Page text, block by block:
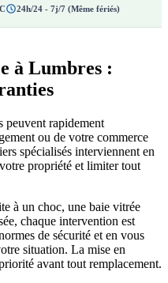
24h/24 - 7j/7 (Même fériés)
à Lumbres :
peuvent rapidement
ou de votre commerce
spécialisés interviennent en
propriété et limiter tout
à un choc, une baie vitrée
chaque intervention est
de sécurité et en vous
situation. La mise en
avant tout remplacement.